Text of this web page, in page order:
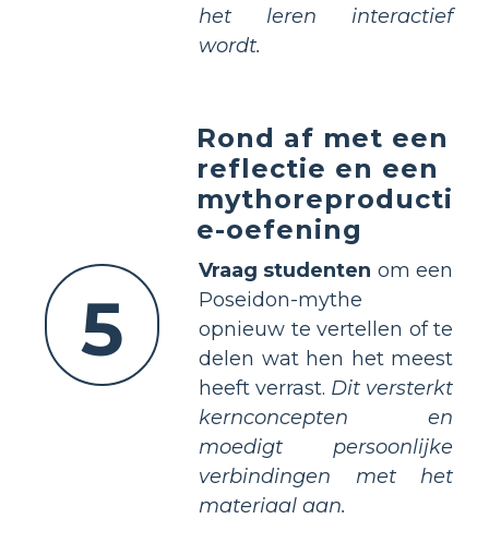
het leren interactief
wordt.
5
Rond af met een
reflectie en een
mythoreproducti
e-oefening
Vraag studenten om een
Poseidon-mythe
opnieuw te vertellen of te
delen wat hen het meest
heeft verrast. Dit versterkt
kernconcepten en
moedigt persoonlijke
verbindingen met het
materiaal aan.